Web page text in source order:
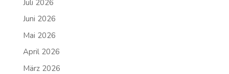
Juli 2026
Juni 2026
Mai 2026
April 2026
März 2026